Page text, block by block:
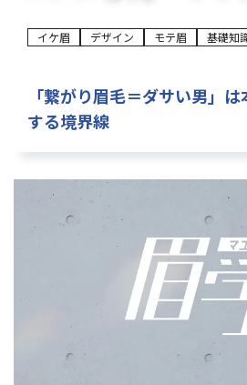
イケ眉 デザイン モテ眉 基礎知
「繋がり眉毛＝ダサい男」
する境界線